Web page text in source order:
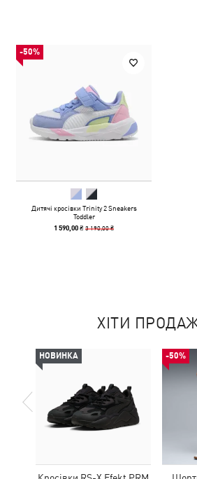
-50%
Дитячі кросівки Trinity 2 Sneakers
Toddler
1 590,00 ₴3 190,00 ₴
ХІТИ
НОВИНКА -50%